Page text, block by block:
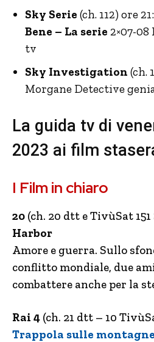
Sky Serie (ch. 112) ore
Bene – La serie 2×07-
tv
Sky Investigation (ch.
Morgane Detective
La guida tv di
2023 ai film
I Film in chiaro
20 (ch. 20 dtt e TivùSat 151
Harbor
Amore e guerra. Sullo
conflitto mondiale, due
combattere anche per la
Rai 4 (ch. 21 dtt – 10
Trappola sulle